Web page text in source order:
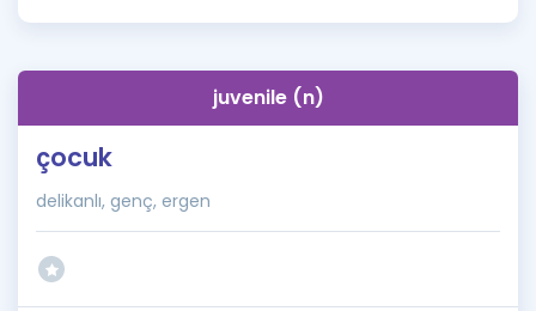
İngilizce Gramer
juvenile (n)
çocuk
delikanlı, genç, ergen